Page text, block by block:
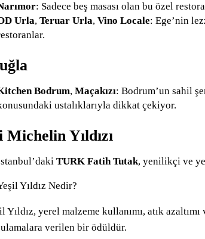
: Sadece beş masası olan bu özel
Urla, Teruar Urla, Vino Locale: Ege’nin
Bodrum, Maçakızı: Bodrum’un sahil
ustalıklarıyla dikkat çekiyor.
Yıldızı
TURK Fatih Tutak, yenilikçi ve
Yıldız Nedir?
Yıldız, yerel malzeme kullanımı, atık
verilen bir ödüldür.